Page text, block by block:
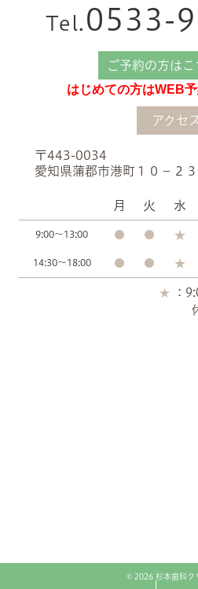
Tel.0533-
ご予約の方は
はじめての方はWEB予
アクセ
〒443-0034
愛知県蒲郡市港町１０−２３
月 火 水
9:00～13:00
14:30～18:00
：
© 2026 杉本歯科ク